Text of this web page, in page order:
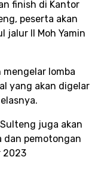
finish di Kantor
peserta akan
jalur II Moh Yamin
lomba
yang akan digelar
juga akan
dan pemotongan
2023